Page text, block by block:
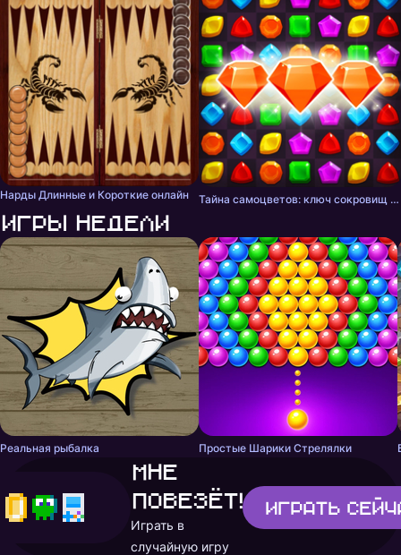
Нарды Длинные и Короткие онлайн Тайна самоцветов: ключ сокровищ - три в ряд
Игры недели
Реальная рыбалка Простые Шарики Стрелялки
Мне
повезёт!
Играть в
случайную игру
Играть